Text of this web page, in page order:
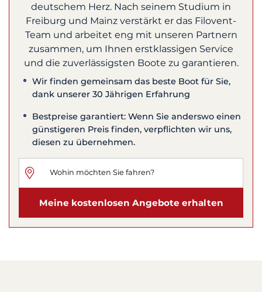
deutschem Herz. Nach seinem Studium in
Freiburg und Mainz verstärkt er das Filovent-
Team und arbeitet eng mit unseren Partnern
zusammen, um Ihnen erstklassigen Service
und die zuverlässigsten Boote zu garantieren.
Wir finden gemeinsam das beste Boot für Sie,
dank unserer 30 Jährigen Erfahrung
Bestpreise garantiert: Wenn Sie anderswo einen
günstigeren Preis finden, verpflichten wir uns,
diesen zu übernehmen.
Meine kostenlosen Angebote erhalten